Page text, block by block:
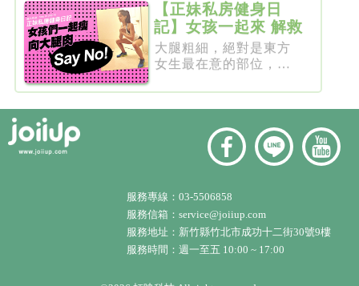
【正妹私房健身日
記】女孩一起來 解救
粗大腿
大腿粗細，絕對是東方
女生最在意的部位，彷
服務專線： 03-5506858
服務信箱： service@joiiup.com
服務地址： 新竹縣竹北市成功十二街30號9樓
服務時間：週一至五 10:00 ~ 17:00